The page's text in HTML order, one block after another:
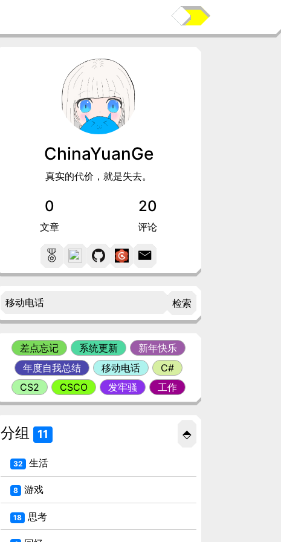
ChinaYuanGe
真实的代价，就是失去。
0
文章
20
评论
检索
差点忘记 系统更新
新年快乐
年度自我总结
移动电话
C#
CS2
CSCO 发牢骚 工作
分组 11 ⬘
32 生活
8 游戏
18 思考